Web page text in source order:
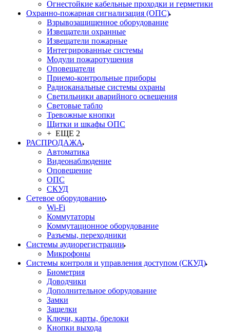
Огнестойкие кабельные проходки и герметики
Охранно-пожарная сигнализация (ОПС)
Взрывозащищенное оборудование
Извещатели охранные
Извещатели пожарные
Интегрированные системы
Модули пожаротушения
Оповещатели
Приемо-контрольные приборы
Радиоканальные системы охраны
Светильники аварийного освещения
Световые табло
Тревожные кнопки
Щитки и шкафы ОПС
+ ЕЩЕ 2
РАСПРОДАЖА
Автоматика
Видеонаблюдение
Оповещение
ОПС
СКУД
Сетевое оборудование
Wi-Fi
Коммутаторы
Коммутационное оборудование
Разъемы, переходники
Системы аудиорегистрации
Микрофоны
Системы контроля и управления доступом (СКУД)
Биометрия
Доводчики
Дополнительное оборудование
Замки
Защелки
Ключи, карты, брелоки
Кнопки выхода